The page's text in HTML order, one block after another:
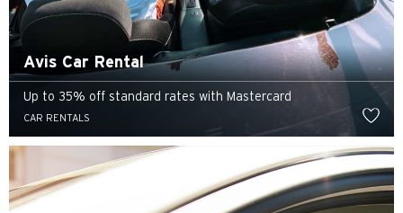
Avis Car Rental
Up to 35% off standard rates with Mastercard
CAR RENTALS